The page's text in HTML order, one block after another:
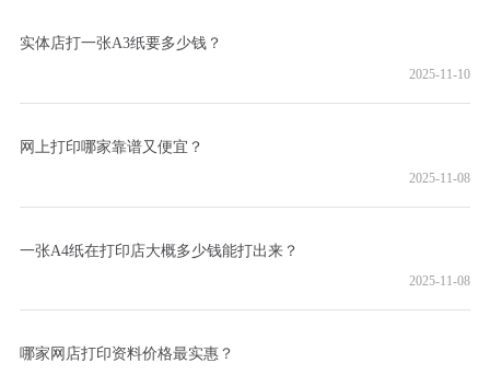
实体店打一张A3纸要多少钱？
2025-11-10
网上打印哪家靠谱又便宜？
2025-11-08
一张A4纸在打印店大概多少钱能打出来？
2025-11-08
哪家网店打印资料价格最实惠？